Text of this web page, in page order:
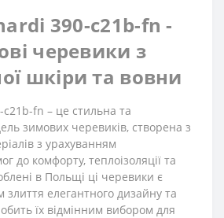
390-c21b-fn -
черевики з
шкіри та вовни
fn – це стильна та
зимових черевиків, створена з
з урахуванням
до комфорту, теплоізоляції та
в Польщі ці черевики є
елегантного дизайну та
їх відмінним вибором для